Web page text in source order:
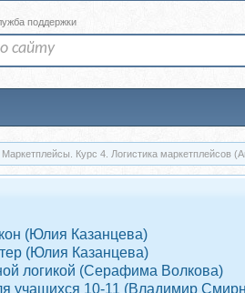
поддержки
Курс 4. Логистика маркетплейсов
(Юлия Казанцева)
(Юлия Казанцева)
логикой (Серафима Волкова)
учащихся 10-11 (Владимир